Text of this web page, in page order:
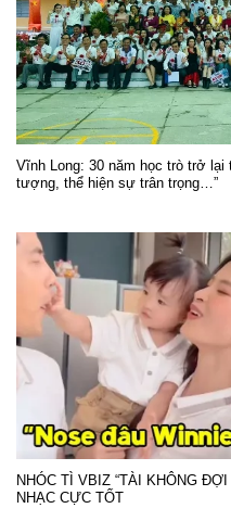
Vĩnh Long: 30 năm học trò trở
tượng, thể hiện sự trân trọng…”
NHÓC TÌ VBIZ “TÀI KHÔNG
NHẠC CỰC TỐT